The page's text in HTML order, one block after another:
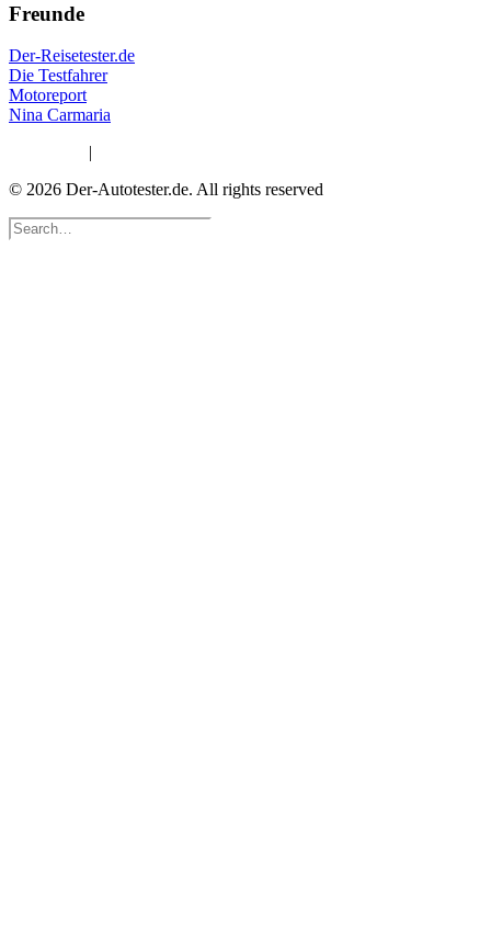
Freunde
Der-Reisetester.de
Die Testfahrer
Motoreport
Nina Carmaria
|
© 2026 Der-Autotester.de. All rights reserved